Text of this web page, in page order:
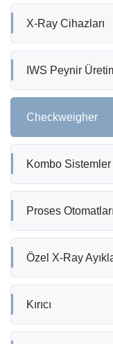
X-Ray Cihazları
IWS Peynir
Checkweigher
Kombo Sistemler
Proses Otomatları
Özel X-Ray
Kırıcı